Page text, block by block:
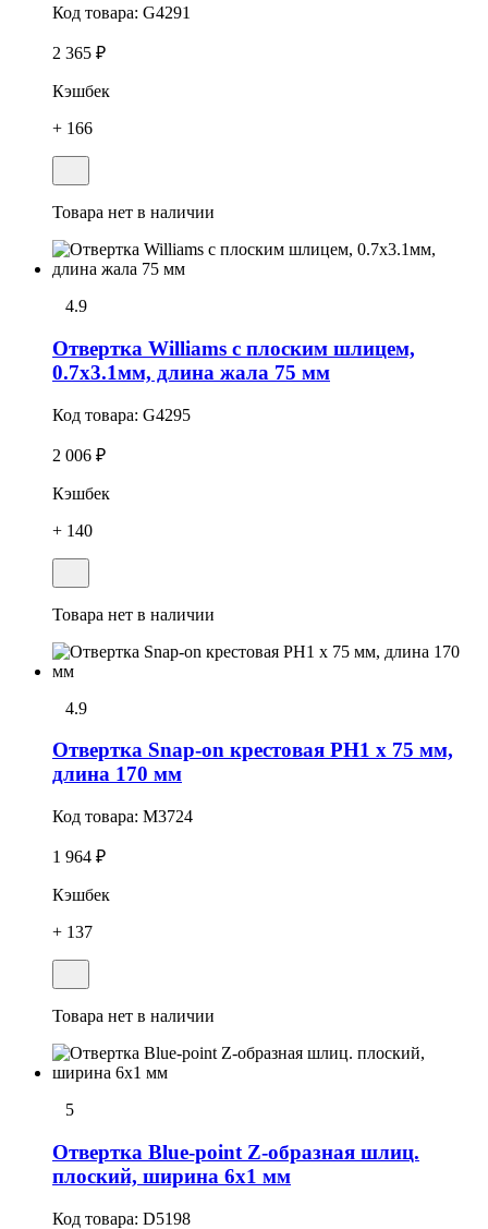
Код товара: G4291
2 365 ₽
Кэшбек
+ 166
Товара нет в наличии
4.9
Отвертка Williams с плоским шлицем,
0.7х3.1мм, длина жала 75 мм
Код товара: G4295
2 006 ₽
Кэшбек
+ 140
Товара нет в наличии
4.9
Отвертка Snap-on крестовая РН1 x 75 мм,
длина 170 мм
Код товара: M3724
1 964 ₽
Кэшбек
+ 137
Товара нет в наличии
5
Отвертка Blue-point Z-образная шлиц.
плоский, ширина 6х1 мм
Код товара: D5198